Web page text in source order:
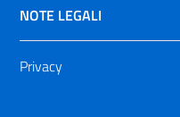
NOTE LEGALI
Privacy